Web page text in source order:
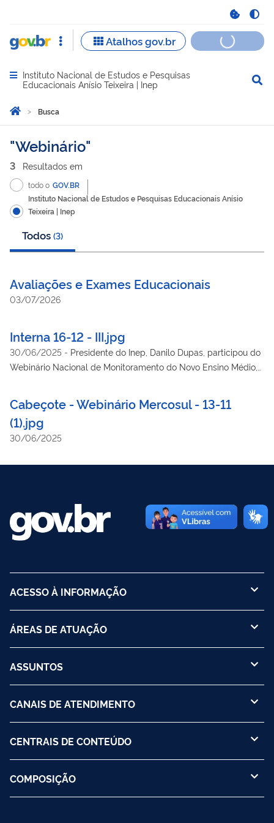
Abrir menu principal de navegação
Instituto Nacional de Estudos e Pesquisas
Educacionais Anísio Teixeira | Inep
Você está aqui:
Página Inicial
Busca
Busca
Webinário
3 Resultados em
todo o GOV.BR
Instituto Nacional de Estudos e Pesquisas Educacionais Anísio
Teixeira | Inep
Todos (3)
Avaliações e Exames Educacionais
03/07/2026
Interna 16-12 - III.jpg
30/06/2025 - Presidente do Inep, Danilo Dupas, participou do
Webinário Nacional de Monitoramento do Novo Ensino Médio,
Cabeçote - Webinário Mercosul - 13-11
(1).jpg
30/06/2025
ACESSO À INFORMAÇÃO
ÁREAS DE ATUAÇÃO
ASSUNTOS
CANAIS DE ATENDIMENTO
CENTRAIS DE CONTEÚDO
COMPOSIÇÃO